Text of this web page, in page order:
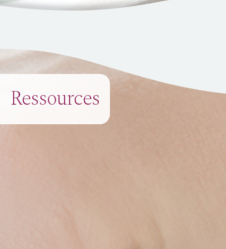
Ressources